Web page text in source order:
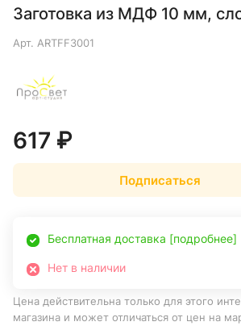
Заготовка из МДФ 10 мм,
Арт. ARTFF3001
617 ₽
Подписаться
Бесплатная доставка [подробнее]
Нет в наличии
Цена действительна только для этого
магазина и может отличаться от цен на